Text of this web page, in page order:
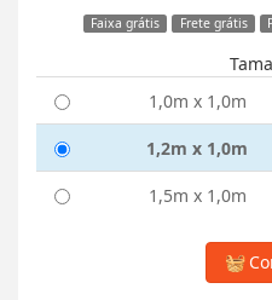
Faixa grátis Frete grátis
1,0m x 1,0m
1,2m x 1,0m
1,5m x 1,0m